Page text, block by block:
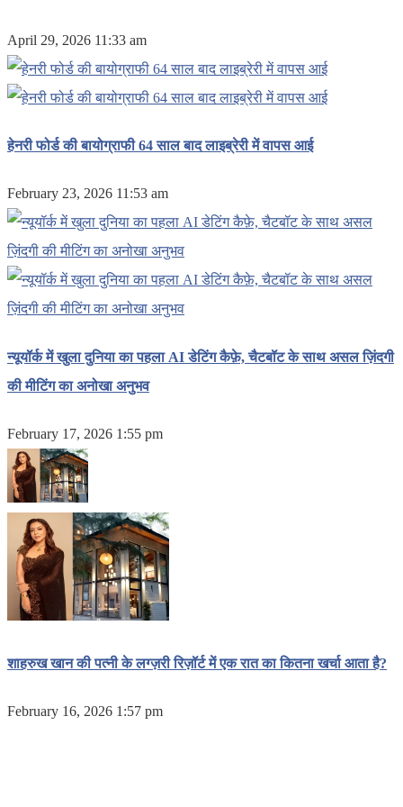
April 29, 2026 11:33 am
हेनरी फोर्ड की बायोग्राफी 64 साल बाद लाइब्रेरी में वापस आई
February 23, 2026 11:53 am
न्यूयॉर्क में खुला दुनिया का पहला AI डेटिंग कैफ़े, चैटबॉट के साथ असल ज़िंदगी
की मीटिंग का अनोखा अनुभव
February 17, 2026 1:55 pm
शाहरुख खान की पत्नी के लग्ज़री रिज़ॉर्ट में एक रात का कितना खर्चा आता है?
February 16, 2026 1:57 pm